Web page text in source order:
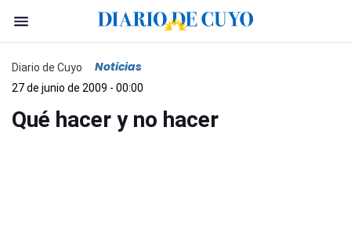
Diario de Cuyo Noticias
27 de junio de 2009 - 00:00
Qué hacer y no hacer